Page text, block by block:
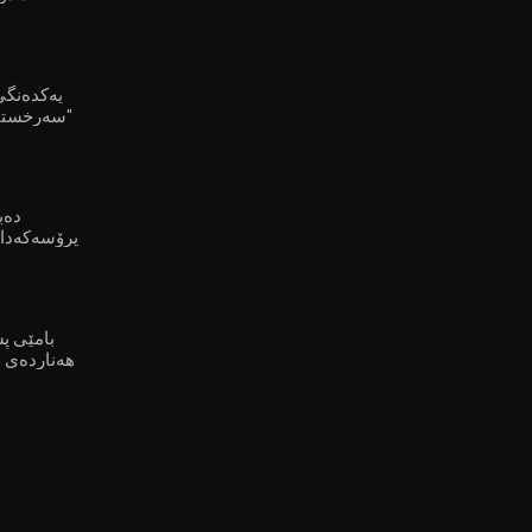
سەرخستنی پرۆسەی ئاشتی"
بامێی
هەناردەی